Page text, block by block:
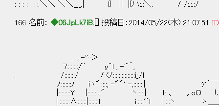
: : : : : :.:.＼＼ ＼＼___.| l} |l |{ハ:.:＼. / /:.:.:/
166 名前： ◆06JpLk7iB. [] 投稿日：2014/05/22(木) 21:07:51
_,..､-''::＞
７:::::::/" y"l , -'"｀,
. /:::::::/ / (/:::::::::::::::i_/l
/:::::::/ iヽ'"::::, -'""' -,:::::::| γ´￣￣￣￣￣￣
|::::::::Y |:::::::､" ヽ:::::| ｌ::.、. 。oＯ いや…
. |::::::::∧::::::|:::::::l i::::l'"l .|::::ヽ ゝ＿＿＿＿＿